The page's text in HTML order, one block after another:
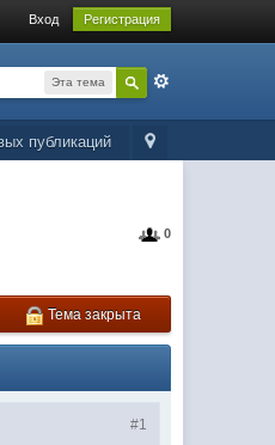
Вход Регистрация
Эта тема
публикаций
0
Тема закрыта
#1